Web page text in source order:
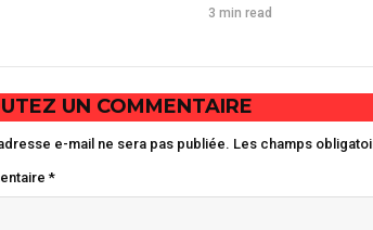
3 min read
UN COMMENTAIRE
e-mail ne sera pas publiée. Les champs
*